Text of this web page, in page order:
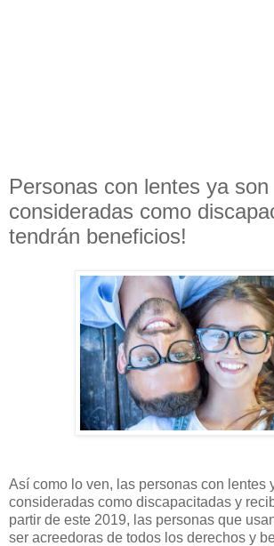
Personas con lentes ya son
consideradas como
tendrán beneficios!
Así como lo ven, las personas con lentes
consideradas como discapacitadas y
partir de este 2019, las personas que
ser acreedoras de todos los derechos y